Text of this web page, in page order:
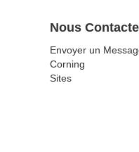
Nous
Envoyer un
Corning
Sites